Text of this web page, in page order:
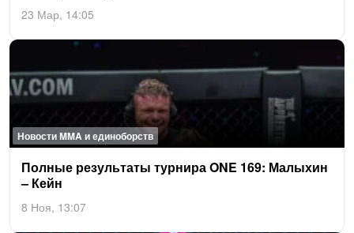
23 Мар, 14:05
Новости MMA и единоборств
Пол­ные ре­зуль­та­ты тур­ни­ра ONE 169: Ма­лыхин
– Кейн
8 Ноя, 13:07